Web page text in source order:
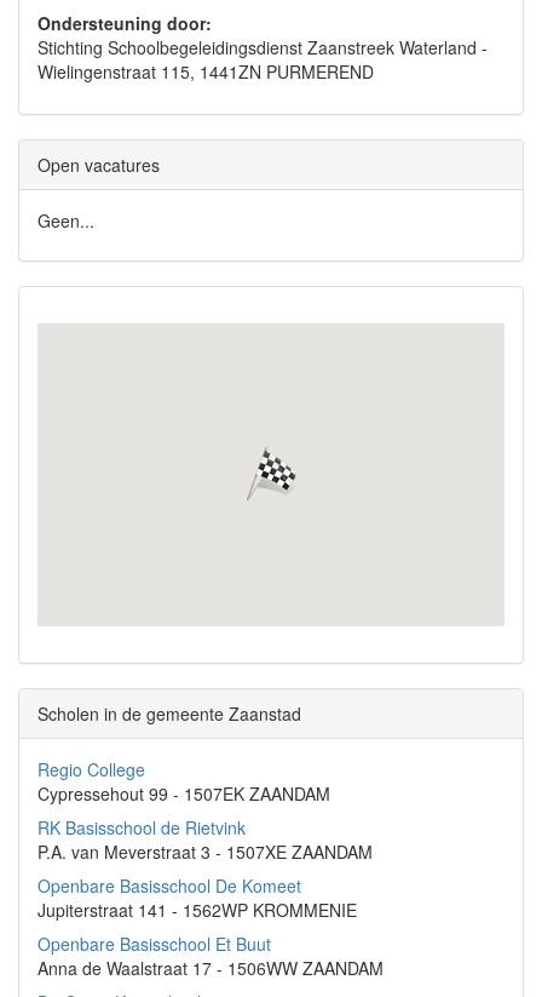
Ondersteuning door:
Stichting Schoolbegeleidingsdienst Zaanstreek Waterland -
Wielingenstraat 115, 1441ZN PURMEREND
Open vacatures
Geen...
Scholen in de gemeente Zaanstad
Regio College
Cypressehout 99 - 1507EK ZAANDAM
RK Basisschool de Rietvink
P.A. van Meverstraat 3 - 1507XE ZAANDAM
Openbare Basisschool De Komeet
Jupiterstraat 141 - 1562WP KROMMENIE
Openbare Basisschool Et Buut
Anna de Waalstraat 17 - 1506WW ZAANDAM